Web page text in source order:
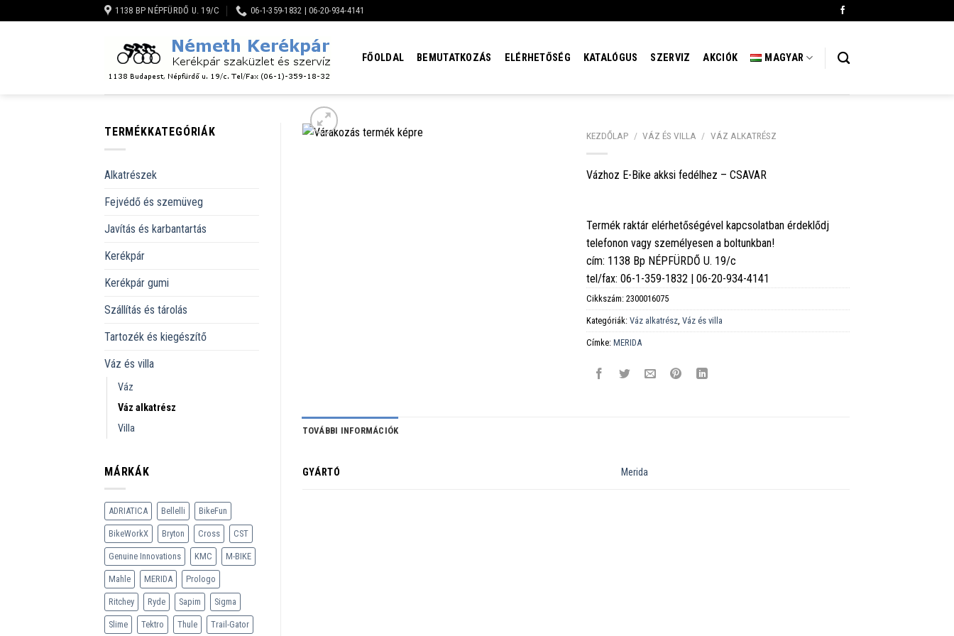
to
1138 BP NÉPFÜRDŐ U. 19/C 06-1-359-1832 | 06-20-934-4141
FŐOLDAL BEMUTATKOZÁS ELÉRHETŐSÉG KATALÓGUS SZERVIZ AKCIÓK MAGYAR
TERMÉKKATEGÓRIÁK
Alkatrészek
Fejvédő és szemüveg
Javítás és karbantartás
Kerékpár
Kerékpár gumi
Szállítás és tárolás
Tartozék és kiegészítő
Váz és villa
Váz
Váz alkatrész
Villa
MÁRKÁK
ADRIATICA Bellelli BikeFun
BikeWorkX Bryton Cross CST
Genuine Innovations KMC M-BIKE
Mahle MERIDA Prologo
Ritchey Ryde Sapim Sigma
Slime Tektro Thule Trail-Gator
KEZDŐLAP / VÁZ ÉS VILLA / VÁZ ALKATRÉSZ
Vázhoz E-Bike akksi fedélhez – CSAVAR
Termék raktár elérhetőségével kapcsolatban érdeklődj
telefonon vagy személyesen a boltunkban!
cím: 1138 Bp NÉPFÜRDŐ U. 19/c
tel/fax: 06-1-359-1832 | 06-20-934-4141
Cikkszám:2300016075
Kategóriák:Váz alkatrész ,Váz és villa
Címke:MERIDA
TOVÁBBI INFORMÁCIÓK
GYÁRTÓ Merida